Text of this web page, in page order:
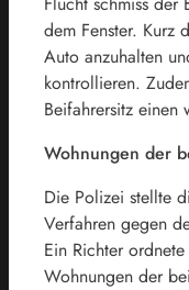
dem Fenster. Kurz
Auto anzuhalten
kontrollieren.
Beifahrersitz einen
Wohnungen der
Die Polizei stellte
Verfahren gegen
Ein Richter
Wohnungen der